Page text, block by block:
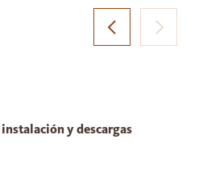
y descargas